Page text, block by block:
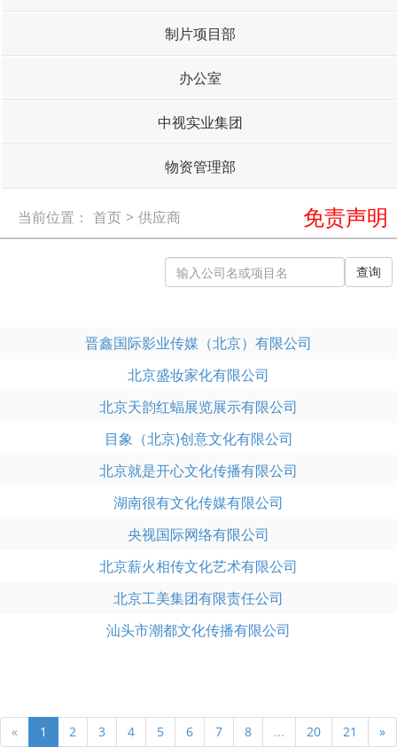
制片项目部
办公室
中视实业集团
物资管理部
免责声明
当前位置： 首页 > 供应商
查询
晋鑫国际影业传媒（北京）有限公司
北京盛妆家化有限公司
北京天韵红蝠展览展示有限公司
目象（北京)创意文化有限公司
北京就是开心文化传播有限公司
湖南很有文化传媒有限公司
央视国际网络有限公司
北京薪火相传文化艺术有限公司
北京工美集团有限责任公司
汕头市潮都文化传播有限公司
« 1 2 3 4 5 6 7 8 ... 20 21 »